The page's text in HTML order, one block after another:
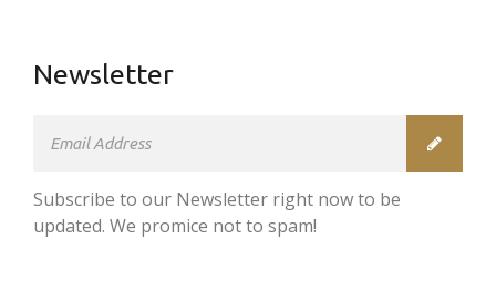
Newsletter
Subscribe to our Newsletter right now to be
updated. We promice not to spam!